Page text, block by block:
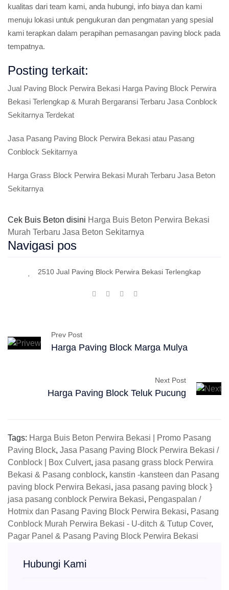
kualitas dari team kami, anda hubungi, info biaya dan kami
menuju lokasi untuk pengukuran dan pengmatan yang spesial
kami terapkan dalam perapihan pemasangan paving block pada
tempatnya.
Posting terkait:
Jual Paving Block Perwira Bekasi Harga Paving Block Perwira
Bekasi Terlengkap & Murah Bergaransi Terbaru Jasa Conblock
Sekitarnya Terdekat
Jasa Pasang Paving Block Perwira Bekasi atau Pasang
Conblock Sekitarnya
Harga Grass Block Perwira Bekasi Murah Terbaru Jasa Beton
Sekitarnya
Cek Buis Beton disini Harga Buis Beton Perwira Bekasi
Murah Terbaru Jasa Beton Sekitarnya
Navigasi pos
2510 Jual Paving Block Perwira Bekasi Terlengkap
Prev Post
Harga Paving Block Marga Mulya
Next Post
Harga Paving Block Teluk Pucung
Tags: Harga Buis Beton Perwira Bekasi | Promo Pasang
Paving Block, Jasa Pasang Paving Block Perwira Bekasi /
Conblock | Box Culvert, jasa pasang grass block Perwira
Bekasi & Pasang conblock, kanstin -kansteen dan Pasang
paving block Perwira Bekasi, jasa pasang paving block }
jasa pasang conblock Perwira Bekasi, Pengaspalan /
Hotmix dan Pasang Paving Block Perwira Bekasi, Pasang
Conblock Murah Perwira Bekasi - U-ditch & Tutup Cover,
Pagar Panel & Pasang Paving Block Perwira Bekasi
Hubungi Kami